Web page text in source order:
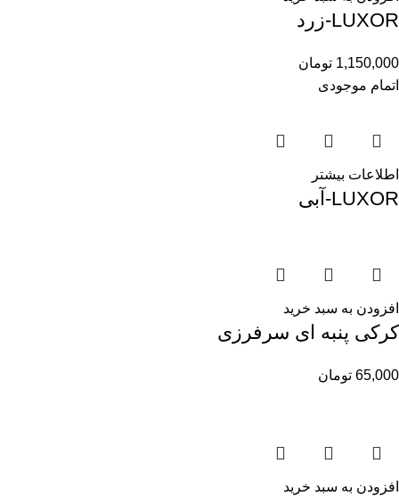
LUXOR-زرد
1,150,000 تومان
اتمام موجودی
اطلاعات بیشتر
LUXOR-آبی
افزودن به سبد خرید
کرکی پنبه ای سرفرزی
65,000 تومان
افزودن به سبد خرید